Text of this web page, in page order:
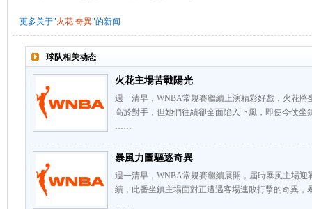
更多关于"火花 奇異"的新闻
球队相关动态
火花主場苦戰陽光
週一清早，WNBA常規賽繼續上演精彩好戲，火花
高於對手，但她們往績卻全面陷入下風，即使今仗
……
暴風力圖驅逐奇異
週一清早，WNBA常規賽繼續展開，屆時暴風主場迎
績，此番坐鎮主場面對正遭遇客場連敗打擊的奇異
……